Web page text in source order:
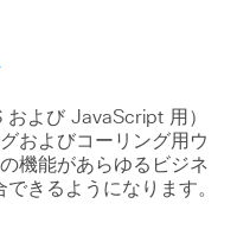
よび JavaScript 用）
およびコーリング用ウ
機能があらゆるビジネ
きるようになります。